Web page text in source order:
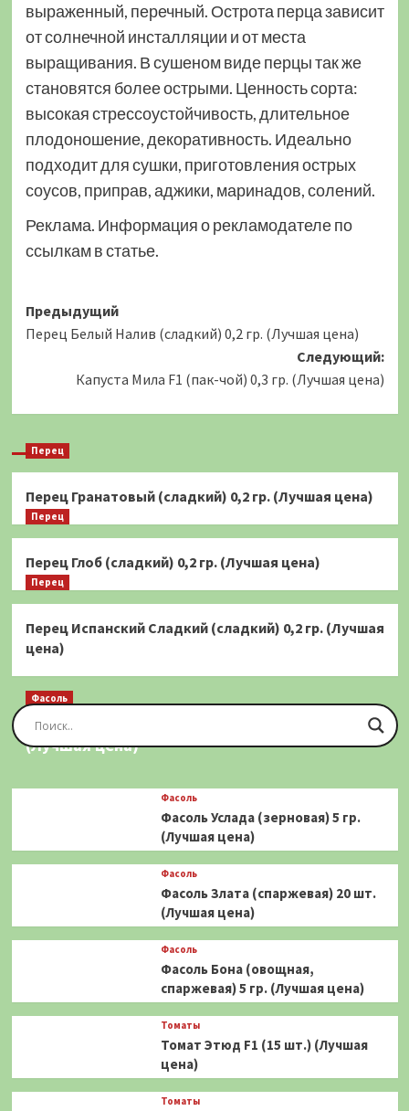
выраженный, перечный. Острота перца зависит
от солнечной инсталляции и от места
выращивания. В сушеном виде перцы так же
становятся более острыми. Ценность сорта:
высокая стрессоустойчивость, длительное
плодоношение, декоративность. Идеально
подходит для сушки, приготовления острых
соусов, приправ, аджики, маринадов, солений.
Реклама. Информация о рекламодателе по
ссылкам в статье.
Навигация
записи
Предыдущий
Перец Белый Налив (сладкий) 0,2 гр. (Лучшая цена)
Следующий:
Капуста Мила F1 (пак-чой) 0,3 гр. (Лучшая цена)
Перец
Перец Гранатовый (сладкий) 0,2 гр. (Лучшая цена)
Перец
Перец Глоб (сладкий) 0,2 гр. (Лучшая цена)
Перец
Перец Испанский Сладкий (сладкий) 0,2 гр. (Лучшая
цена)
Фасоль
Фасоль Золотая Сакса (спаржевая) 20 шт.
(Лучшая цена)
Фасоль
Фасоль Услада (зерновая) 5 гр.
(Лучшая цена)
Фасоль
Фасоль Злата (спаржевая) 20 шт.
(Лучшая цена)
Фасоль
Фасоль Бона (овощная,
спаржевая) 5 гр. (Лучшая цена)
Томаты
Томат Этюд F1 (15 шт.) (Лучшая
цена)
Томаты